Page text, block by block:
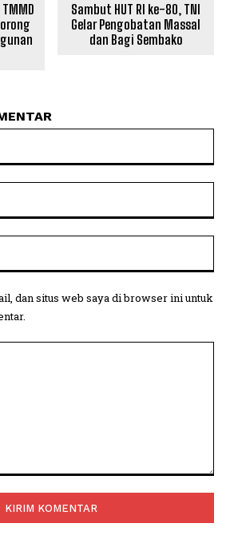
Sambut HUT RI ke-80, TNI
Gelar Pengobatan Massal
dan Bagi Sembako
dan situs web saya di browser ini untuk